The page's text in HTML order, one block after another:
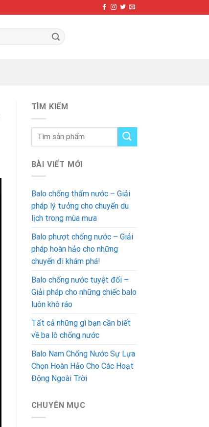
TÌM KIẾM
BÀI VIẾT MỚI
Balo chống thấm nước – Giải
pháp lý tưởng cho chuyến du
lịch trong mùa mưa
Balo phượt chống nước – Giải
pháp hoàn hảo cho những
chuyến đi khám phá!
Balo chống nước tuyệt đối –
Giải pháp cho những chiếc balo
luôn khô ráo
Tất cả những gì bạn cần biết
về ba lô chống nước
Balo Nam Chống Nước Sự Lựa
Chọn Hoàn Hảo Cho Các Hoạt
Động Ngoài Trời
CHUYÊN MỤC